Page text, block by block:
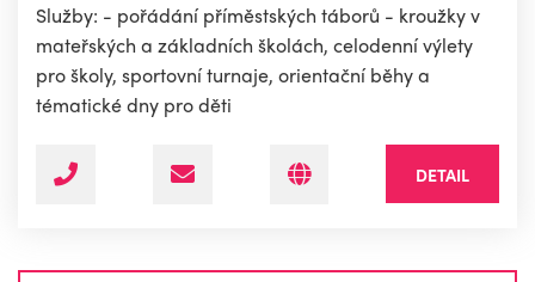
Služby: - pořádání příměstských táborů - kroužky v
mateřských a základních školách, celodenní výlety
pro školy, sportovní turnaje, orientační běhy a
tématické dny pro děti
DETAIL